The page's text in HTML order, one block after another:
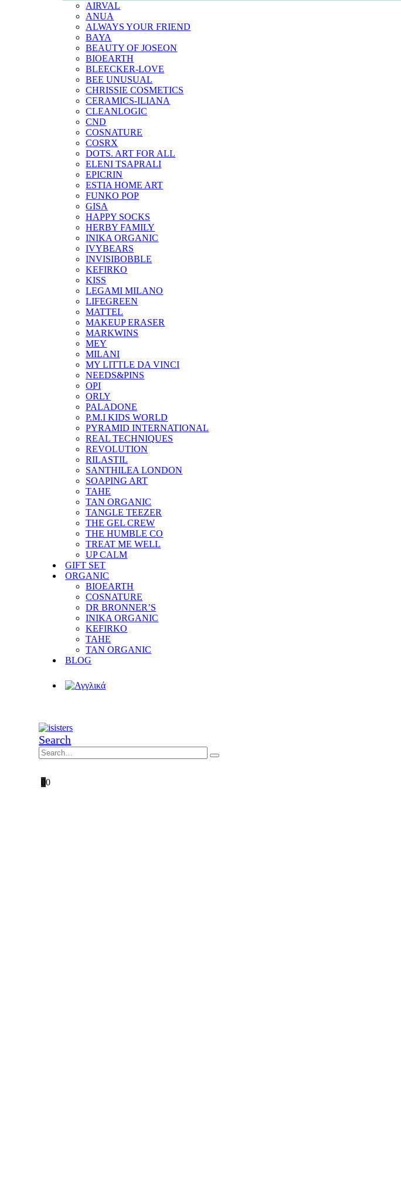
AIRVAL
ANUA
ALWAYS YOUR FRIEND
BAYA
BEAUTY OF JOSEON
BIOEARTH
BLEECKER-LOVE
BEE UNUSUAL
CHRISSIE COSMETICS
CERAMICS-ILIANA
CLEANLOGIC
CND
COSNATURE
COSRX
DOTS. ART FOR ALL
ELENI TSAPRALI
EPICRIN
ESTIA HOME ART
FUNKO POP
GISA
HAPPY SOCKS
HERBY FAMILY
INIKA ORGANIC
IVYBEARS
INVISIBOBBLE
KEFIRKO
KISS
LEGAMI MILANO
LIFEGREEN
MATTEL
MAKEUP ERASER
MARKWINS
MEY
MILANI
MY LITTLE DA VINCI
NEEDS&PINS
OPI
ORLY
PALADONE
P.M.I KIDS WORLD
PYRAMID INTERNATIONAL
REAL TECHNIQUES
REVOLUTION
RILASTIL
SANTHILEA LONDON
SOAPING ART
TAHE
TAN ORGANIC
TANGLE TEEZER
THE GEL CREW
THE HUMBLE CO
TREAT ME WELL
UP CALM
GIFT SET
ORGANIC
BIOEARTH
COSNATURE
DR BRONNER’S
INIKA ORGANIC
KEFIRKO
TAHE
TAN ORGANIC
BLOG
Search
00